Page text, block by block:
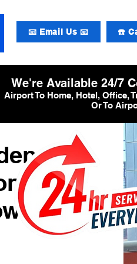
📧 Email Us 📧 ☎️
We're Available 24/7
Airport To Home, Hotel, Office,
Or To